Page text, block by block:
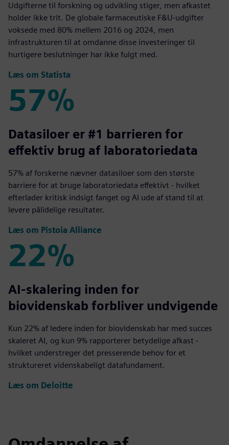
Udgifterne til forskning og udvikling stiger, men afkastet
holder ikke trit. De globale farmaceutiske F&U-udgifter
voksede med 80% mellem 2016 og 2024, men
infrastrukturen til at omdanne disse investeringer til
hurtigere beslutninger har ikke fulgt med.
Læs om Statista
57%
57%
Datasiloer er #1 barrieren for
effektiv brug af laboratoriedata
57% af forskerne nævner datasiloer som den største
barriere for at bruge laboratoriedata effektivt - hvilket
efterlader kritisk indsigt fanget og AI ude af stand til at
levere pålidelige resultater.
Læs om Pistoia Alliance
22%
22%
AI-skalering inden for
biovidenskab forbliver undvigende
Kun 22% af ledere inden for biovidenskab har med succes
skaleret AI, og kun 9% rapporterer betydelige afkast -
hvilket understreger det presserende behov for et
struktureret videnskabeligt datafundament.
Læs om Deloitte